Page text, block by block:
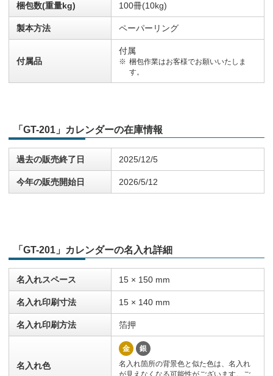
梱包数(重量kg) 100冊(10kg)
製本方法 ペーパーリング
付属品
付属
梱包作業はお客様でお願いいたしま
す。
「GT-201」カレンダーの在庫情報
過去の販売終了日 2025/12/5
今年の販売開始日 2026/5/12
「GT-201」カレンダーの名入れ詳細
名入れスペース 15 × 150 mm
名入れ印刷寸法 15 × 140 mm
名入れ印刷方法 箔押
名入れ色
金
銀
名入れ箇所の背景色と似た色は、名入れ